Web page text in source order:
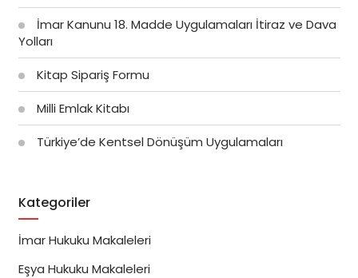
İmar Kanunu 18. Madde Uygulamaları İtiraz ve Dava
Yolları
Kitap Sipariş Formu
Milli Emlak Kitabı
Türkiye’de Kentsel Dönüşüm Uygulamaları
Kategoriler
İmar Hukuku Makaleleri
Eşya Hukuku Makaleleri